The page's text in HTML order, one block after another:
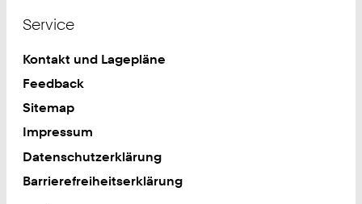
Service
Kontakt und Lagepläne
Feedback
Sitemap
Impressum
Datenschutzerklärung
Barrierefreiheitserklärung